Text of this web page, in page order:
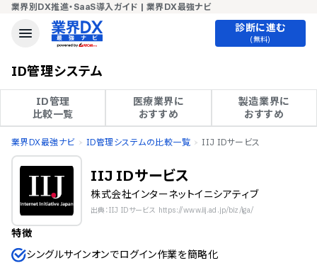
業界別DX推進・SaaS導入ガイド | 業界DX最強ナビ
診断に進む
(無料)
ID管理システム
ID管理
比較一覧
医療業界に
おすすめ
製造業界に
おすすめ
業界DX最強ナビ ID管理システムの比較一覧 IIJ IDサービス
IIJ IDサービス
株式会社インターネットイニシアティブ
出典：IIJ IDサービス https://www.iij.ad.jp/biz/iga/
特徴
シングルサインオンでログイン作業を簡略化